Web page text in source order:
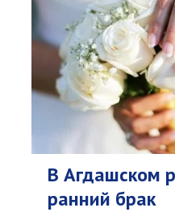
В Агдашском
ранний брак